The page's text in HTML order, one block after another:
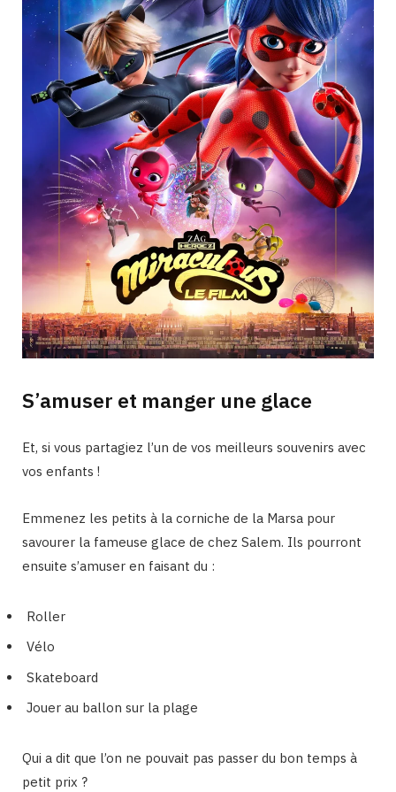
S’amuser et manger une glace
Et, si vous partagiez l’un de vos meilleurs souvenirs avec
vos enfants !
Emmenez les petits à la corniche de la Marsa pour
savourer la fameuse glace de chez Salem. Ils pourront
ensuite s’amuser en faisant du :
Roller
Vélo
Skateboard
Jouer au ballon sur la plage
Qui a dit que l’on ne pouvait pas passer du bon temps à
petit prix ?